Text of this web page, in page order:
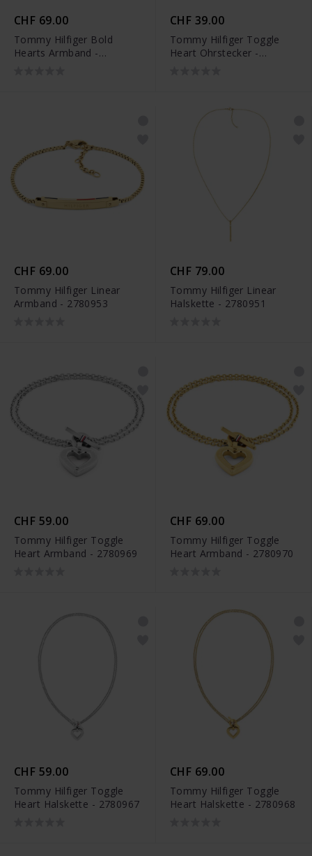
CHF 69.00
Tommy Hilfiger Bold
Hearts Armband -
CHF 39.00
Tommy Hilfiger Toggle
Heart Ohrstecker -
CHF 69.00
Tommy Hilfiger Linear
Armband - 2780953
CHF 79.00
Tommy Hilfiger Linear
Halskette - 2780951
CHF 59.00
Tommy Hilfiger Toggle
Heart Armband - 2780969
CHF 69.00
Tommy Hilfiger Toggle
Heart Armband - 2780970
CHF 59.00
Tommy Hilfiger Toggle
Heart Halskette - 2780967
CHF 69.00
Tommy Hilfiger Toggle
Heart Halskette - 2780968